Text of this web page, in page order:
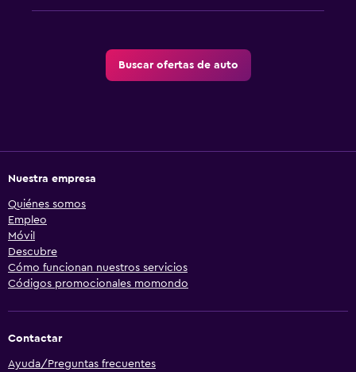
Buscar ofertas de auto
Nuestra empresa
Quiénes somos
Empleo
Móvil
Descubre
Cómo funcionan nuestros servicios
Códigos promocionales momondo
Contactar
Ayuda/Preguntas frecuentes